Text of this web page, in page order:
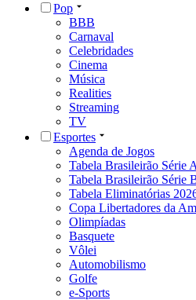
Pop
BBB
Carnaval
Celebridades
Cinema
Música
Realities
Streaming
TV
Esportes
Agenda de Jogos
Tabela Brasileirão Série A
Tabela Brasileirão Série
Tabela Eliminatórias
Copa Libertadores da
Olimpíadas
Basquete
Vôlei
Automobilismo
Golfe
e-Sports